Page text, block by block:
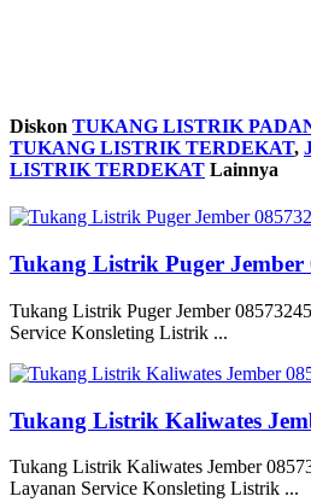
Diskon TUKANG LISTRIK
TUKANG LISTRIK TERDEKAT,
LISTRIK TERDEKAT Lainnya
Tukang Listrik Puger Jember
Tukang Listrik Puger Jember
Service Konsleting Listrik ...
Tukang Listrik Kaliwates
Tukang Listrik Kaliwates Jember
Layanan Service Konsleting Listrik ...